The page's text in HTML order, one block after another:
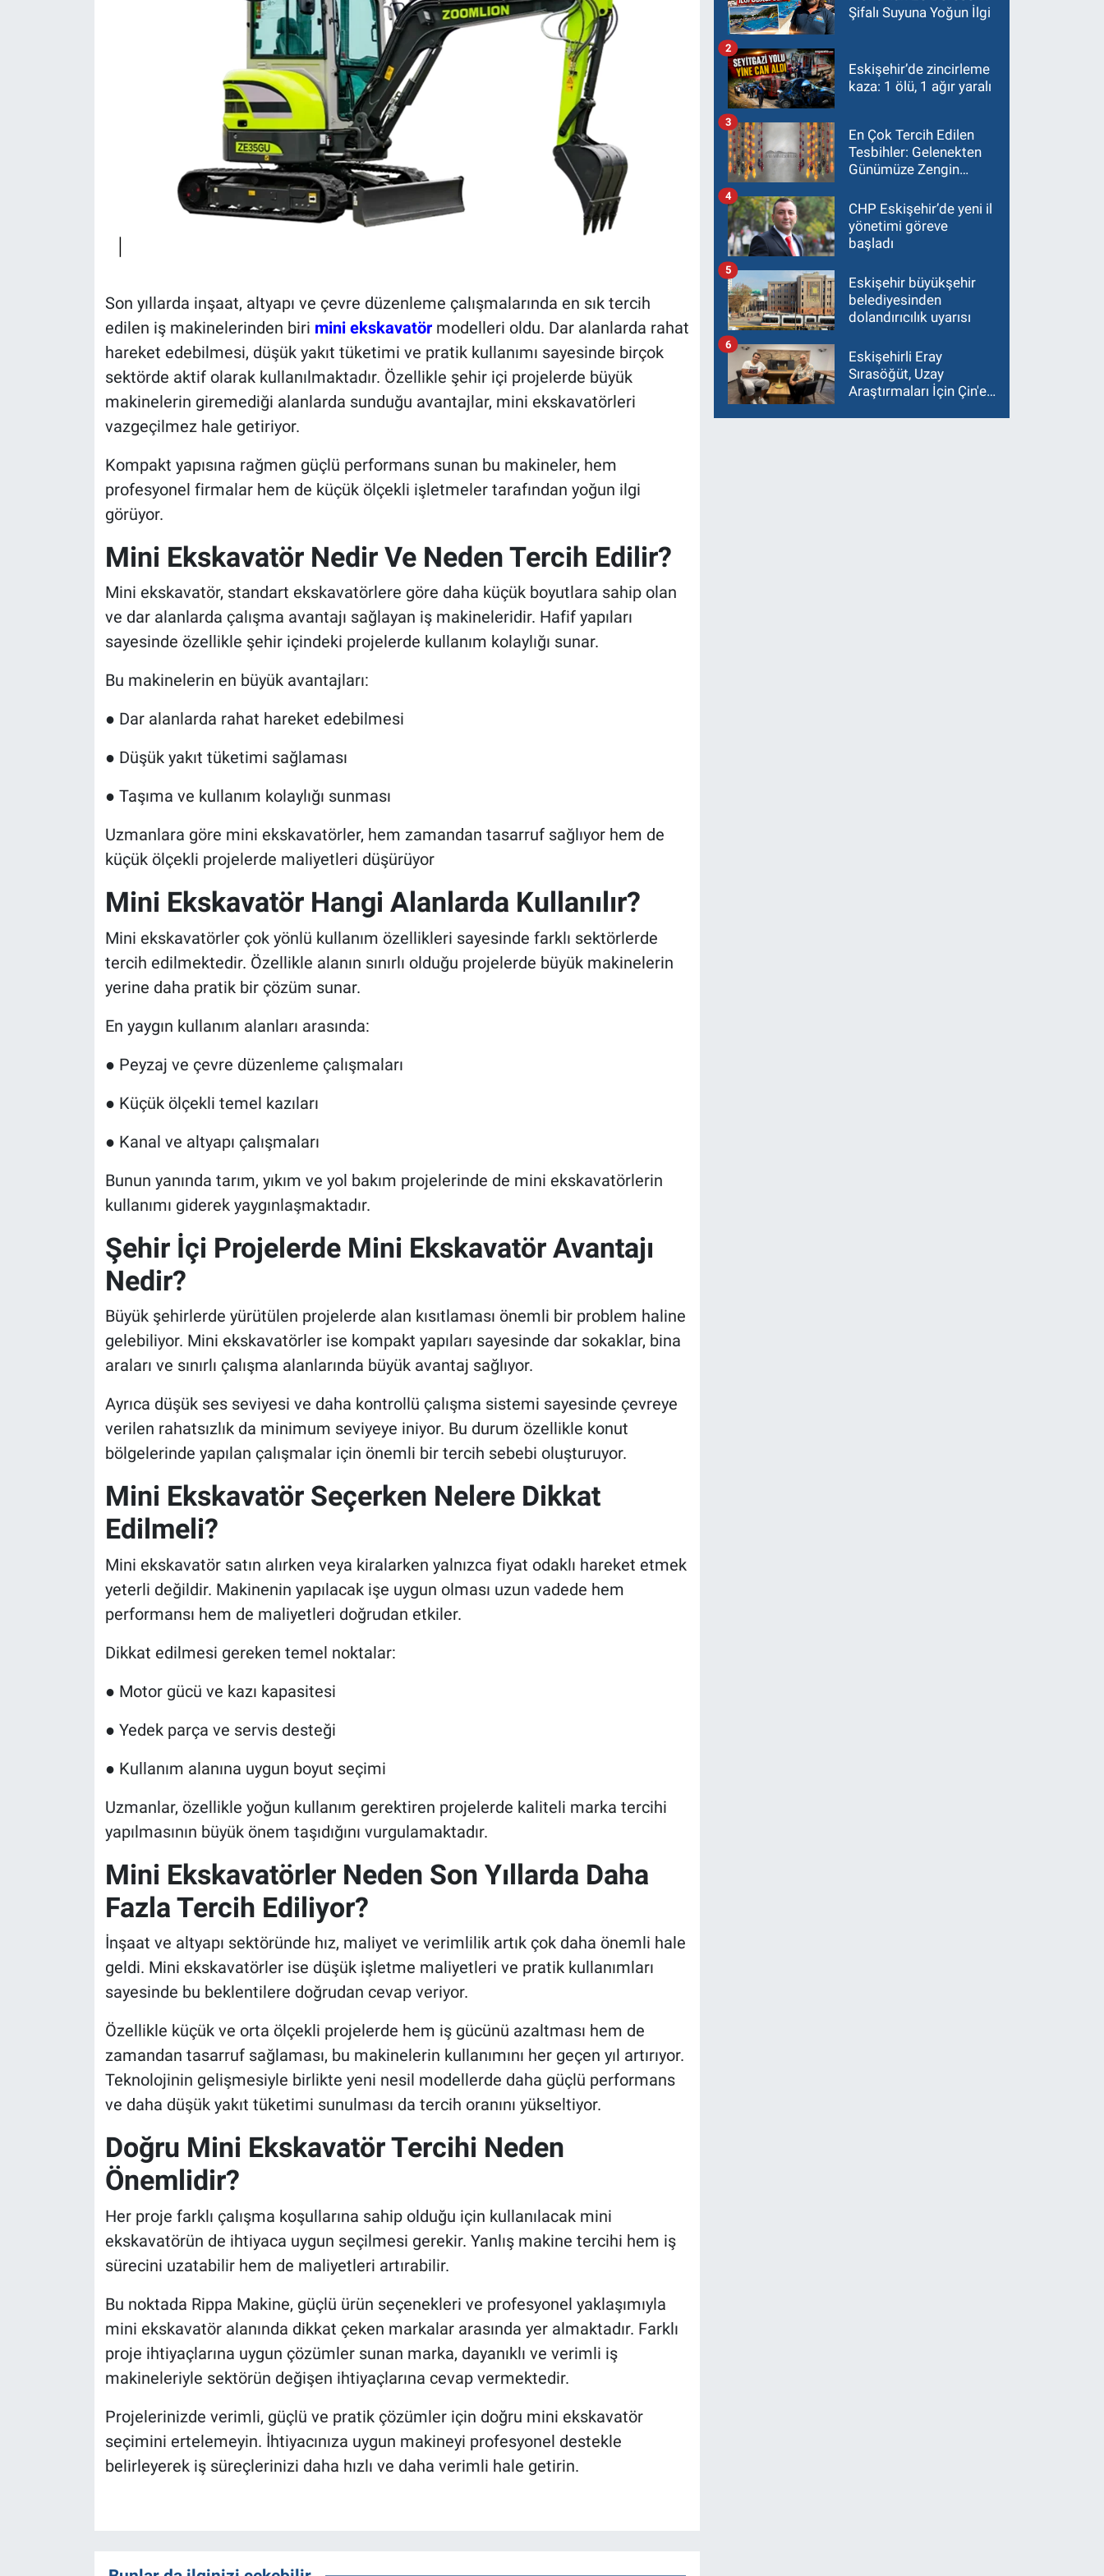
Son yıllarda inşaat, altyapı ve çevre düzenleme çalışmalarında en sık tercih
edilen iş makinelerinden biri mini ekskavatörmodelleri oldu. Dar alanlarda rahat
hareket edebilmesi, düşük yakıt tüketimi ve pratik kullanımı sayesinde birçok
sektörde aktif olarak kullanılmaktadır. Özellikle şehir içi projelerde büyük
makinelerin giremediği alanlarda sunduğu avantajlar, mini ekskavatörleri
vazgeçilmez hale getiriyor.
Kompakt yapısına rağmen güçlü performans sunan bu makineler, hem
profesyonel firmalar hem de küçük ölçekli işletmeler tarafından yoğun ilgi
görüyor.
Mini Ekskavatör Nedir Ve Neden Tercih Edilir?
Mini ekskavatör, standart ekskavatörlere göre daha küçük boyutlara sahip olan
ve dar alanlarda çalışma avantajı sağlayan iş makineleridir. Hafif yapıları
sayesinde özellikle şehir içindeki projelerde kullanım kolaylığı sunar.
Bu makinelerin en büyük avantajları:
● Dar alanlarda rahat hareket edebilmesi
● Düşük yakıt tüketimi sağlaması
● Taşıma ve kullanım kolaylığı sunması
Uzmanlara göre mini ekskavatörler, hem zamandan tasarruf sağlıyor hem de
küçük ölçekli projelerde maliyetleri düşürüyor
Mini Ekskavatör Hangi Alanlarda Kullanılır?
Mini ekskavatörler çok yönlü kullanım özellikleri sayesinde farklı sektörlerde
tercih edilmektedir. Özellikle alanın sınırlı olduğu projelerde büyük makinelerin
yerine daha pratik bir çözüm sunar.
En yaygın kullanım alanları arasında:
● Peyzaj ve çevre düzenleme çalışmaları
● Küçük ölçekli temel kazıları
● Kanal ve altyapı çalışmaları
Bunun yanında tarım, yıkım ve yol bakım projelerinde de mini ekskavatörlerin
kullanımı giderek yaygınlaşmaktadır.
Şehir İçi Projelerde Mini Ekskavatör Avantajı
Nedir?
Büyük şehirlerde yürütülen projelerde alan kısıtlaması önemli bir problem haline
gelebiliyor. Mini ekskavatörler ise kompakt yapıları sayesinde dar sokaklar, bina
araları ve sınırlı çalışma alanlarında büyük avantaj sağlıyor.
Ayrıca düşük ses seviyesi ve daha kontrollü çalışma sistemi sayesinde çevreye
verilen rahatsızlık da minimum seviyeye iniyor. Bu durum özellikle konut
bölgelerinde yapılan çalışmalar için önemli bir tercih sebebi oluşturuyor.
Mini Ekskavatör Seçerken Nelere Dikkat
Edilmeli?
Mini ekskavatör satın alırken veya kiralarken yalnızca fiyat odaklı hareket etmek
yeterli değildir. Makinenin yapılacak işe uygun olması uzun vadede hem
performansı hem de maliyetleri doğrudan etkiler.
Dikkat edilmesi gereken temel noktalar:
● Motor gücü ve kazı kapasitesi
● Yedek parça ve servis desteği
● Kullanım alanına uygun boyut seçimi
Uzmanlar, özellikle yoğun kullanım gerektiren projelerde kaliteli marka tercihi
yapılmasının büyük önem taşıdığını vurgulamaktadır.
Mini Ekskavatörler Neden Son Yıllarda Daha
Fazla Tercih Ediliyor?
İnşaat ve altyapı sektöründe hız, maliyet ve verimlilik artık çok daha önemli hale
geldi. Mini ekskavatörler ise düşük işletme maliyetleri ve pratik kullanımları
sayesinde bu beklentilere doğrudan cevap veriyor.
Özellikle küçük ve orta ölçekli projelerde hem iş gücünü azaltması hem de
zamandan tasarruf sağlaması, bu makinelerin kullanımını her geçen yıl artırıyor.
Teknolojinin gelişmesiyle birlikte yeni nesil modellerde daha güçlü performans
ve daha düşük yakıt tüketimi sunulması da tercih oranını yükseltiyor.
Doğru Mini Ekskavatör Tercihi Neden
Önemlidir?
Her proje farklı çalışma koşullarına sahip olduğu için kullanılacak mini
ekskavatörün de ihtiyaca uygun seçilmesi gerekir. Yanlış makine tercihi hem iş
sürecini uzatabilir hem de maliyetleri artırabilir.
Bu noktada Rippa Makine, güçlü ürün seçenekleri ve profesyonel yaklaşımıyla
mini ekskavatör alanında dikkat çeken markalar arasında yer almaktadır. Farklı
proje ihtiyaçlarına uygun çözümler sunan marka, dayanıklı ve verimli iş
makineleriyle sektörün değişen ihtiyaçlarına cevap vermektedir.
Projelerinizde verimli, güçlü ve pratik çözümler için doğru mini ekskavatör
seçimini ertelemeyin. İhtiyacınıza uygun makineyi profesyonel destekle
belirleyerek iş süreçlerinizi daha hızlı ve daha verimli hale getirin.
Şifalı Suyuna Yoğun İlgi
Eskişehir’de zincirleme
kaza: 1 ölü, 1 ağır yaralı
2
En Çok Tercih Edilen
Tesbihler: Gelenekten
Günümüze Zengin
3
CHP Eskişehir’de yeni il
yönetimi göreve
başladı
4
Eskişehir büyükşehir
belediyesinden
dolandırıcılık uyarısı
5
Eskişehirli Eray
Sırasöğüt, Uzay
Araştırmaları İçin Çin'e
6